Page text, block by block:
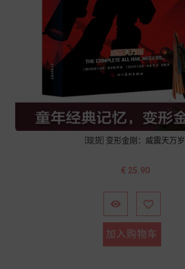
[现货] 变形金刚：威震天万岁
价
€ 25.90
 
加入购物车